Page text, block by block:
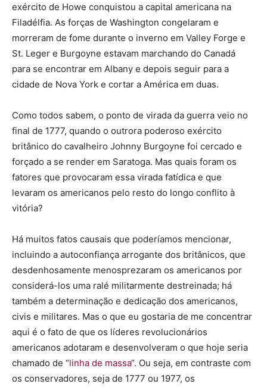
exército de Howe conquistou a capital americana na
Filadélfia. As forças de Washington congelaram e
morreram de fome durante o inverno em Valley Forge e
St. Leger e Burgoyne estavam marchando do Canadá
para se encontrar em Albany e depois seguir para a
cidade de Nova York e cortar a América em duas.
Como todos sabem, o ponto de virada da guerra veio no
final de 1777, quando o outrora poderoso exército
britânico do cavalheiro Johnny Burgoyne foi cercado e
forçado a se render em Saratoga. Mas quais foram os
fatores que provocaram essa virada fatídica e que
levaram os americanos pelo resto do longo conflito à
vitória?
Há muitos fatos causais que poderíamos mencionar,
incluindo a autoconfiança arrogante dos britânicos, que
desdenhosamente menosprezaram os americanos por
considerá-los uma ralé militarmente destreinada; há
também a determinação e dedicação dos americanos,
civis e militares. Mas o que eu gostaria de me concentrar
aqui é o fato de que os líderes revolucionários
americanos adotaram e desenvolveram o que hoje seria
chamado de “linha de massa“. Ou seja, em contraste com
os conservadores, seja de 1777 ou 1977, os